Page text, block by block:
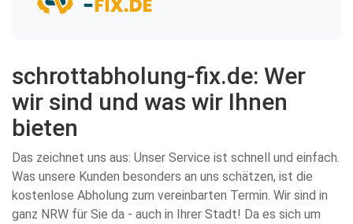
schrottabholung-fix.de: Wer
wir sind und was wir Ihnen
bieten
Das zeichnet uns aus: Unser Service ist schnell und einfach.
Was unsere Kunden besonders an uns schätzen, ist die
kostenlose Abholung zum vereinbarten Termin. Wir sind in
ganz NRW für Sie da - auch in Ihrer Stadt! Da es sich um